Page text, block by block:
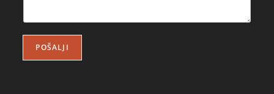
POŠALJI